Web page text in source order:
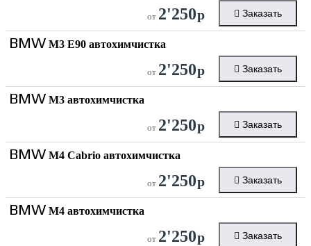
от 2'250р Заказать
BMW M3 E90 автохимчистка
от 2'250р Заказать
BMW M3 автохимчистка
от 2'250р Заказать
BMW M4 Cabrio автохимчистка
от 2'250р Заказать
BMW M4 автохимчистка
от 2'250р Заказать